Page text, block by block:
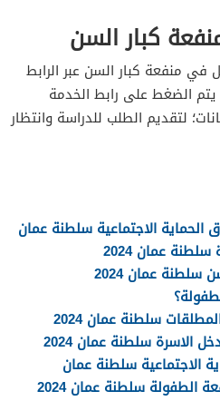
كبار السن
في منفعة كبار السن عبر الرابط
الضغط على رابط الخدمة
لتقديم الطلب للدراسة وانتظار
الاجتماعية سلطنة عمان
عمان 2024
عمان 2024
سلطنة عمان 2024
سلطنة عمان 2024
الاجتماعية سلطنة عمان
الطفولة سلطنة عمان 2024